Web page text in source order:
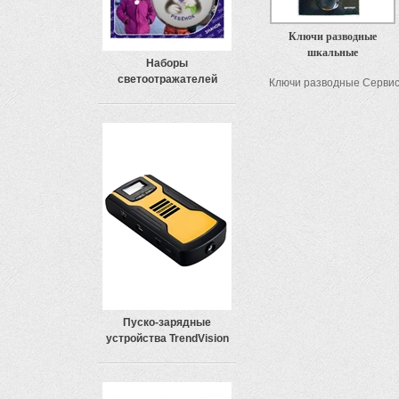
Ключи разводные
шкальные
Ключи разводные
Наборы
светоотражателей
Пуско-зарядные
устройства TrendVision